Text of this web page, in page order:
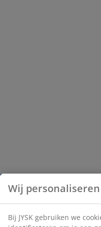
Wij
Bij JYSK gebruiken we